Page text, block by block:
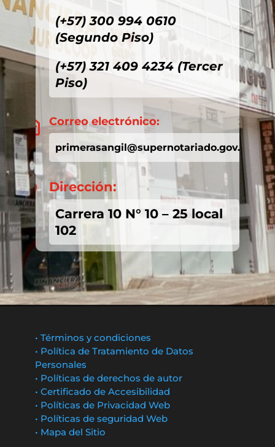
(+57) 300 994 0610
(Segundo Piso)
(+57) 321 409 4234 (Tercer
Piso)
 Correo electrónico:
primerasangil@supernotariado.gov.co

Dirección:
Carrera 10 N° 10 – 25 local
102
• Términos y condiciones
• Política de Tratamiento de Datos
Personales
• Políticas de derechos de autor
• Certificado de Accesibilidad
• Políticas de Privacidad Web
• Políticas de seguridad Web
• Mapa del Sitio